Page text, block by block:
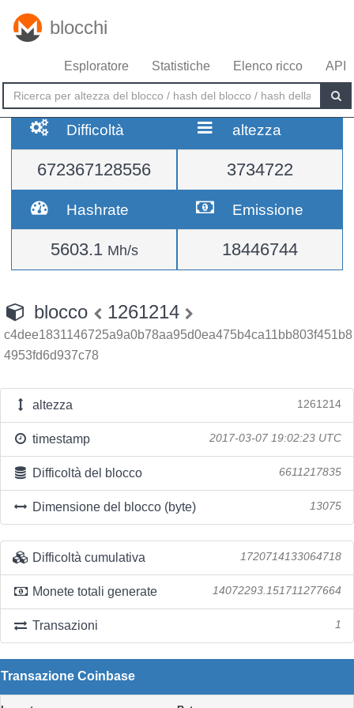
blocchi
Esploratore Statistiche Elenco ricco API
Difficoltà
672367128556
altezza
3734722
Hashrate
5603.1 Mh/s
Emissione
18446744
blocco 1261214
c4dee1831146725a9a0b78aa95d0ea475b4ca11bb803f451b8
4953fd6d937c78
altezza 1261214
timestamp 2017-03-07 19:02:23 UTC
Difficoltà del blocco 6611217835
Dimensione del blocco (byte) 13075
Difficoltà cumulativa 1720714133064718
Monete totali generate 14072293.151711277664
Transazioni 1
Transazione Coinbase